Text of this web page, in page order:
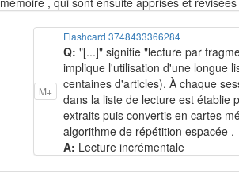
M+
Flashcard 3748433366284
Q:"[...]" signifie "lecture par
implique l'utilisation d'une longue
centaines d'articles). À chaque
dans la liste de lecture est établie
extraits puis convertis en cartes
algorithme de répétition espacée .
A: Lecture incrémentale